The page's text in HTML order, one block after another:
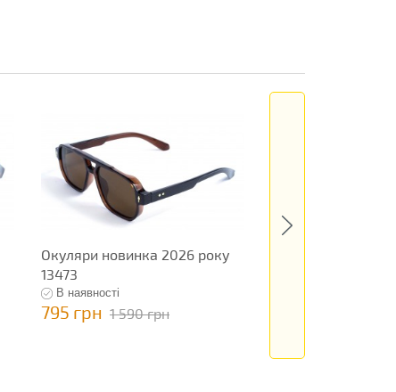
Окуляри новинка 2026 року
13473
В наявності
795 грн 1 590 грн